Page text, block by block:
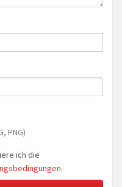
PNG)
ich die
.